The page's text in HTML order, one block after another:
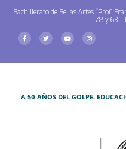
Bachillerato de Bellas Artes “Prof.
78 y 63. .
A 50 AÑOS DEL GOLPE.